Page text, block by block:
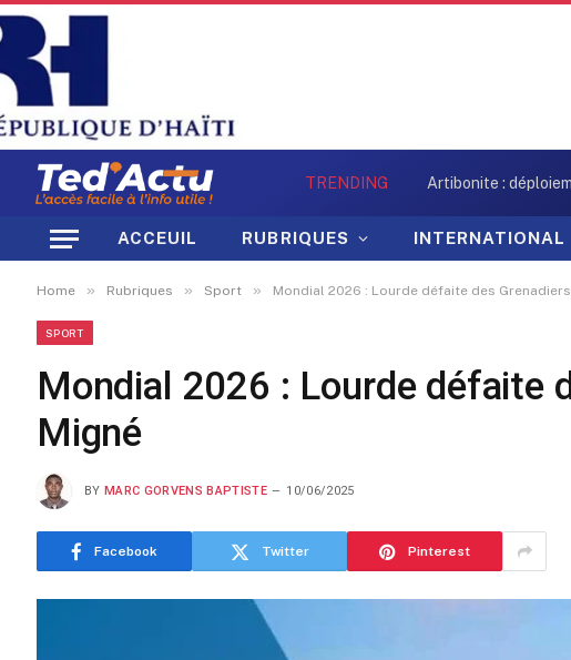
TRENDING
ACCEUIL RUBRIQUES INTERNATIONAL
Home » Rubriques » Sport » Mondial 2026 : Lourde défaite des
SPORT
Mondial 2026 : Lourde défaite
Migné
BY MARC GORVENS BAPTISTE 10/06/2025
Facebook Twitter Pinterest